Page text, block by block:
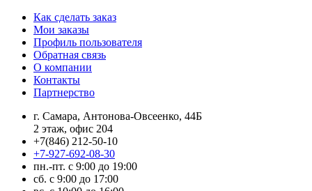
Как сделать заказ
Мои заказы
Профиль пользователя
Обратная связь
О компании
Контакты
Партнерство
г. Самара, Антонова-Овсеенко, 44Б
2 этаж, офис 204
+7(846) 212-50-10
+7-927-692-08-30
пн.-пт. с 9:00 до 19:00
сб. с 9:00 до 17:00